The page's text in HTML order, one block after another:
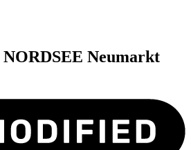
NORDSEE Neumarkt